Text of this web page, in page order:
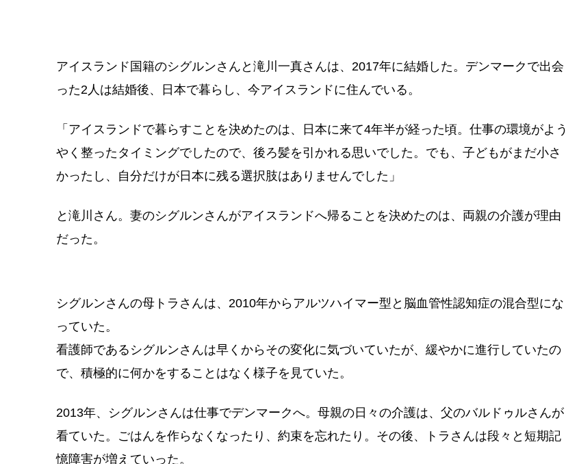
アイスランド国籍のシグルンさんと滝川一真さんは、2017年に結婚した。デンマークで出会
った2人は結婚後、日本で暮らし、今アイスランドに住んでいる。
「アイスランドで暮らすことを決めたのは、日本に来て4年半が経った頃。仕事の環境がよう
やく整ったタイミングでしたので、後ろ髪を引かれる思いでした。でも、子どもがまだ小さ
かったし、自分だけが日本に残る選択肢はありませんでした」
と滝川さん。妻のシグルンさんがアイスランドへ帰ることを決めたのは、両親の介護が理由
だった。
シグルンさんの母トラさんは、2010年からアルツハイマー型と脳血管性認知症の混合型にな
っていた。
看護師であるシグルンさんは早くからその変化に気づいていたが、緩やかに進行していたの
で、積極的に何かをすることはなく様子を見ていた。
2013年、シグルンさんは仕事でデンマークへ。母親の日々の介護は、父のバルドゥルさんが
看ていた。ごはんを作らなくなったり、約束を忘れたり。その後、トラさんは段々と短期記
憶障害が増えていった。